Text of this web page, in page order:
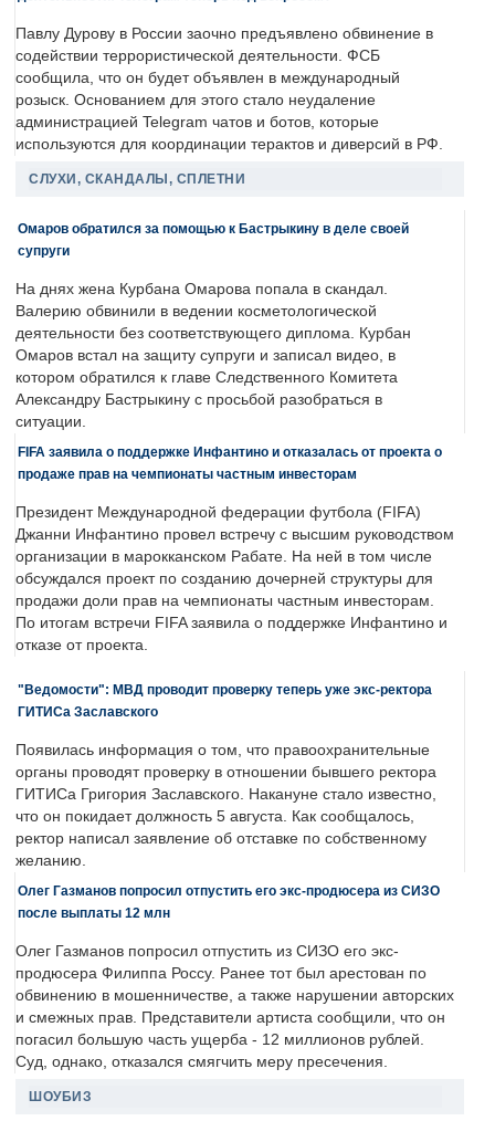
Павлу Дурову в России заочно предъявлено обвинение в
содействии террористической деятельности. ФСБ
сообщила, что он будет объявлен в международный
розыск. Основанием для этого стало неудаление
администрацией Telegram чатов и ботов, которые
используются для координации терактов и диверсий в РФ.
СЛУХИ, СКАНДАЛЫ, СПЛЕТНИ
Омаров обратился за помощью к Бастрыкину в деле своей
супруги
На днях жена Курбана Омарова попала в скандал.
Валерию обвинили в ведении косметологической
деятельности без соответствующего диплома. Курбан
Омаров встал на защиту супруги и записал видео, в
котором обратился к главе Следственного Комитета
Александру Бастрыкину с просьбой разобраться в
ситуации.
FIFA заявила о поддержке Инфантино и отказалась от проекта о
продаже прав на чемпионаты частным инвесторам
Президент Международной федерации футбола (FIFA)
Джанни Инфантино провел встречу с высшим руководством
организации в марокканском Рабате. На ней в том числе
обсуждался проект по созданию дочерней структуры для
продажи доли прав на чемпионаты частным инвесторам.
По итогам встречи FIFA заявила о поддержке Инфантино и
отказе от проекта.
"Ведомости": МВД проводит проверку теперь уже экс-ректора
ГИТИСа Заславского
Появилась информация о том, что правоохранительные
органы проводят проверку в отношении бывшего ректора
ГИТИСа Григория Заславского. Накануне стало известно,
что он покидает должность 5 августа. Как сообщалось,
ректор написал заявление об отставке по собственному
желанию.
Олег Газманов попросил отпустить его экс-продюсера из СИЗО
после выплаты 12 млн
Олег Газманов попросил отпустить из СИЗО его экс-
продюсера Филиппа Россу. Ранее тот был арестован по
обвинению в мошенничестве, а также нарушении авторских
и смежных прав. Представители артиста сообщили, что он
погасил большую часть ущерба - 12 миллионов рублей.
Суд, однако, отказался смягчить меру пресечения.
ШОУБИЗ